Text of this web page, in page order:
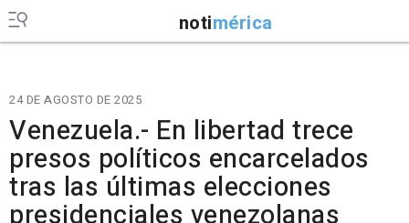
notimérica
24 DE AGOSTO DE 2025
Venezuela.- En libertad trece
presos políticos encarcelados
tras las últimas elecciones